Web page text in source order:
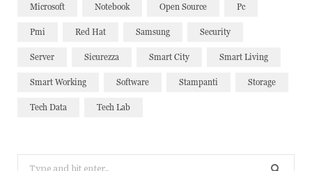
Microsoft Notebook Open Source Pc
Pmi Red Hat Samsung Security
Server Sicurezza Smart City Smart Living
Smart Working Software Stampanti Storage
Tech Data Tech Lab